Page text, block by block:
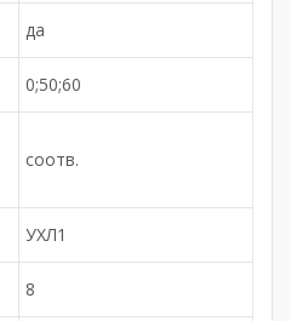
да
0;50;60
соотв.
УХЛ1
8